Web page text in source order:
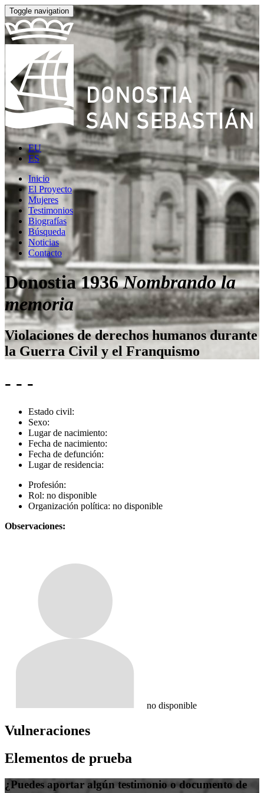
Toggle navigation
EU
ES
Inicio
El Proyecto
Mujeres
Testimonios
Biografías
Búsqueda
Noticias
Contacto
Donostia 1936Nombrando la
memoria
Violaciones de derechos humanos durante
la Guerra Civil y el Franquismo
- - -
Estado civil:
Sexo:
Lugar de nacimiento:
Fecha de nacimiento:
Fecha de defunción:
Lugar de residencia:
Profesión:
Rol: no disponible
Organización política: no disponible
Observaciones:
no disponible
Vulneraciones
Elementos de prueba
¿Puedes aportar algún testimonio o documento de